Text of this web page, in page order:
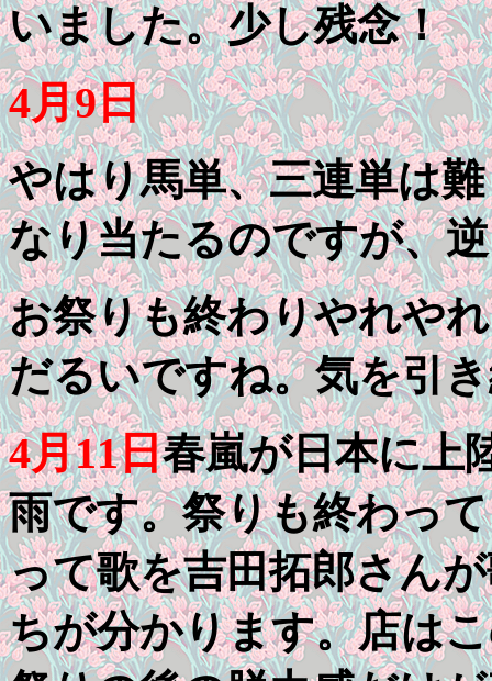
いました。少し残念！
4月9日
やはり馬単、三連単は
なり当たるのですが、
お祭りも終わりやれや
だるいですね。気を引
4月11日春嵐が日本に上
雨です。祭りも終わっ
って歌を吉田拓郎さん
ちが分かります。店は